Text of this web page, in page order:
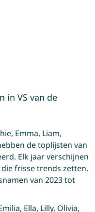
in VS van de
Emma, Liam,
de toplijsten van
Elk jaar verschijnen
frisse trends zetten.
van 2023 tot
Ella, Lilly, Olivia,